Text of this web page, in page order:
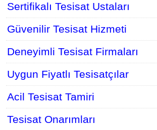
Sertifikalı Tesisat Ustaları
Güvenilir Tesisat Hizmeti
Deneyimli Tesisat Firmaları
Uygun Fiyatlı Tesisatçılar
Acil Tesisat Tamiri
Tesisat Onarımları